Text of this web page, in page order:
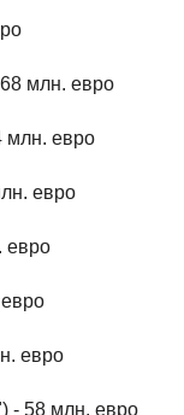
млн. евро
млн. евро
евро
евро
евро
- 58 млн. евро